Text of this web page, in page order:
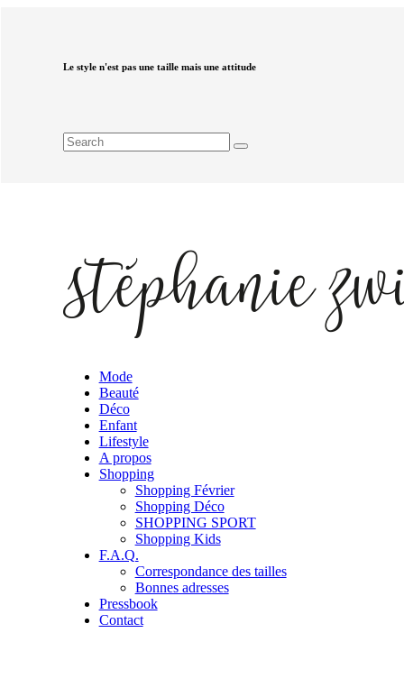
Le style n'est pas une taille mais une attitude
Mode
Beauté
Déco
Enfant
Lifestyle
A propos
Shopping
Shopping Février
Shopping Déco
SHOPPING SPORT
Shopping Kids
F.A.Q.
Correspondance des tailles
Bonnes adresses
Pressbook
Contact